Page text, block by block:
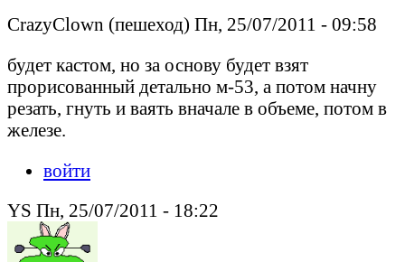
CrazyClown (пешеход) Пн, 25/07/2011 - 09:58
будет кастом, но за основу будет взят
прорисованный детально м-53, а потом начну
резать, гнуть и ваять вначале в объеме, потом в
железе.
войти
YS Пн, 25/07/2011 - 18:22